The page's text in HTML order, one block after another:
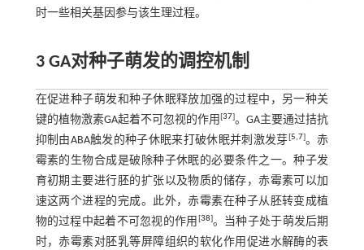
时一些相关基因参与该生理过程。
3 GA对种子萌发的调控机制
在促进种子萌发和种子休眠释放加强的过程中，另一种关
键的植物激素GA起着不可忽视的作用[37]。GA主要通过拮抗
抑制由ABA触发的种子休眠来打破休眠并刺激发芽[5,7]。赤
霉素的生物合成是破除种子休眠的必要条件之一。种子发
育初期主要进行胚的扩张以及物质的储存，赤霉素可以加
速这两个进程的完成。此外，赤霉素在种子从胚转变成植
物的过程中起着不可忽视的作用 [38]。当种子处于萌发后期
时，赤霉素对胚乳等屏障组织的软化作用促进水解酶的表